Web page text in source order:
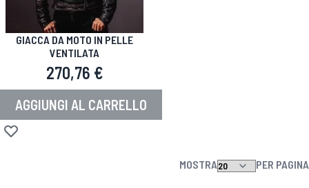
GIACCA DA MOTO IN PELLE
VENTILATA
270,76 €
AGGIUNGI AL CARRELLO
Aggiungi alla lista desideri
MOSTRA PER PAGINA